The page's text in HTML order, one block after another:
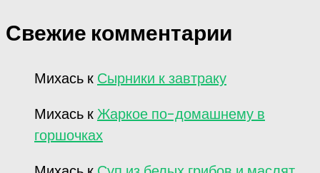
Свежие комментарии
Михась к Сырники к завтраку
Михась кЖаркое по-домашнему в
горшочках